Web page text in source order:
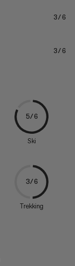
3/6
3/6
5/6
Ski
3/6
Trekking